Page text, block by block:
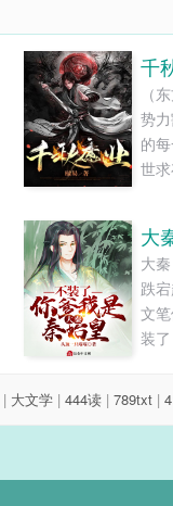
千
（
势
的
世
大
跌
文
装
我
在
| 大文学 | 444读 | 789txt |